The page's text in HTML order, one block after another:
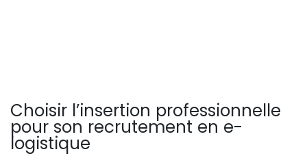
Choisir l’insertion professionnelle
pour son recrutement en e-
logistique